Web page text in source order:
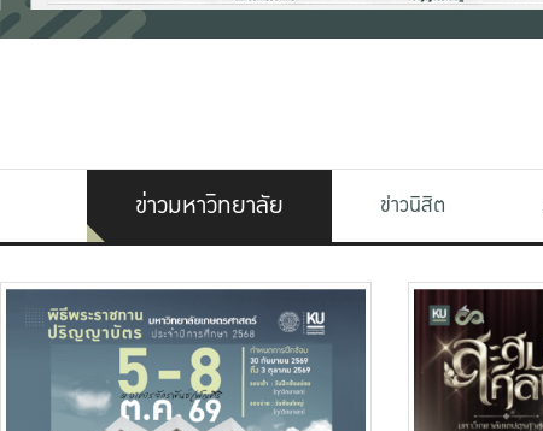
ข่าวมหาวิทยาลัย ข่าวนิสิต